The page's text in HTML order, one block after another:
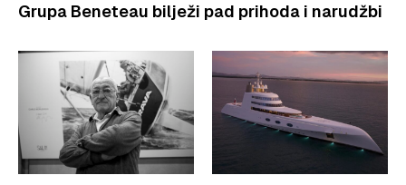
Grupa Beneteau bilježi pad prihoda i narudžbi